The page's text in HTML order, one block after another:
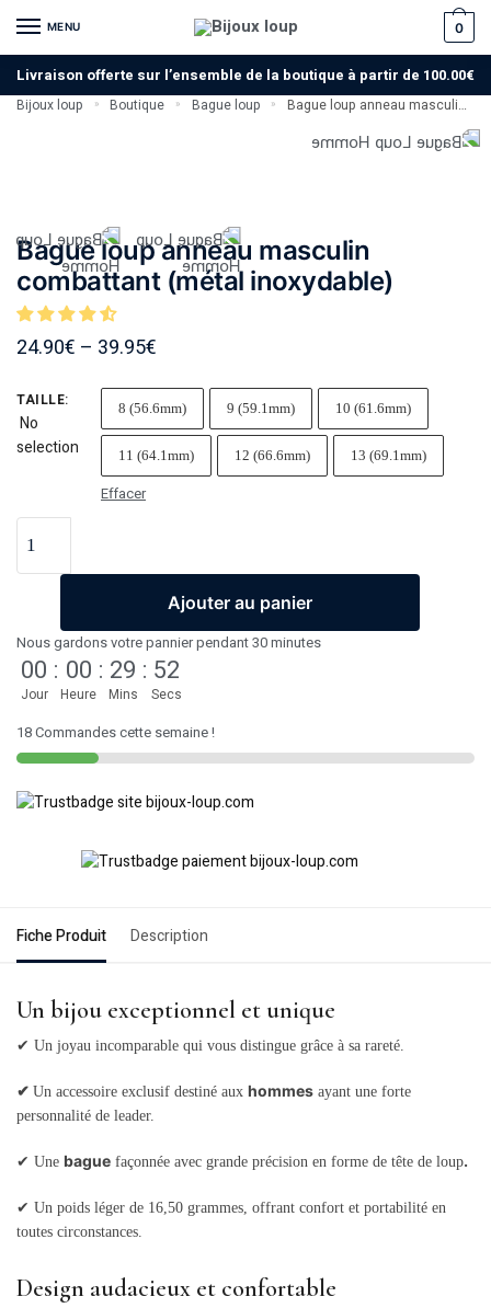
MENU 0
Livraison offerte sur l’ensemble de la boutique à partir de 100.00€
Bijoux loup » Boutique » Bague loup » Bague loup anneau masculin combattant (métal inoxydable)
Bague loup anneau masculin
combattant (métal inoxydable)
24.90€ – 39.95€
TAILLE:
No
selection
8 (56.6mm) 9 (59.1mm) 10 (61.6mm)
11 (64.1mm) 12 (66.6mm) 13 (69.1mm)
Effacer
Ajouter au panier
Nous gardons votre pannier pendant 30 minutes
00
Jour
: 00
Heure
: 29
Mins
: 52
Secs
18 Commandes cette semaine !
Fiche Produit Description
Un bijou exceptionnel et unique
✔ Un joyau incomparable qui vous distingue grâce à sa rareté.
✔ Un accessoire exclusif destiné aux hommes ayant une forte
personnalité de leader.
✔ Une bague façonnée avec grande précision en forme de tête de loup.
✔ Un poids léger de 16,50 grammes, offrant confort et portabilité en
toutes circonstances.
Design audacieux et confortable